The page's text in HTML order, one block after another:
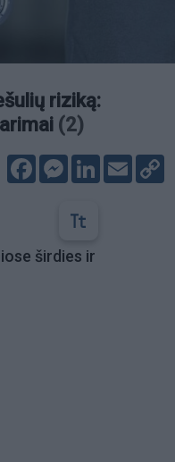
riziką:
(2)
FacebookMessenger
LinkedIn
Email
širdies ir